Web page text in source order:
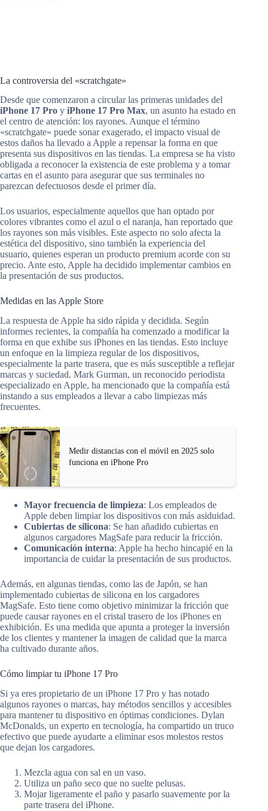
La controversia del «scratchgate»
Desde que comenzaron a circular las primeras unidades del
iPhone 17 Pro y iPhone 17 Pro Max, un asunto ha estado en
el centro de atención: los rayones. Aunque el término
«scratchgate» puede sonar exagerado, el impacto visual de
estos daños ha llevado a Apple a repensar la forma en que
presenta sus dispositivos en las tiendas. La empresa se ha visto
obligada a reconocer la existencia de este problema y a tomar
cartas en el asunto para asegurar que sus terminales no
parezcan defectuosos desde el primer día.
Los usuarios, especialmente aquellos que han optado por
colores vibrantes como el azul o el naranja, han reportado que
los rayones son más visibles. Este aspecto no solo afecta la
estética del dispositivo, sino también la experiencia del
usuario, quienes esperan un producto premium acorde con su
precio. Ante esto, Apple ha decidido implementar cambios en
la presentación de sus productos.
Medidas en las Apple Store
La respuesta de Apple ha sido rápida y decidida. Según
informes recientes, la compañía ha comenzado a modificar la
forma en que exhibe sus iPhones en las tiendas. Esto incluye
un enfoque en la limpieza regular de los dispositivos,
especialmente la parte trasera, que es más susceptible a reflejar
marcas y suciedad. Mark Gurman, un reconocido periodista
especializado en Apple, ha mencionado que la compañía está
instando a sus empleados a llevar a cabo limpiezas más
frecuentes.
Medir distancias con el móvil en 2025 solo
funciona en iPhone Pro
Mayor frecuencia de limpieza: Los empleados de
Apple deben limpiar los dispositivos con más asiduidad.
Cubiertas de silicona: Se han añadido cubiertas en
algunos cargadores MagSafe para reducir la fricción.
Comunicación interna: Apple ha hecho hincapié en la
importancia de cuidar la presentación de sus productos.
Además, en algunas tiendas, como las de Japón, se han
implementado cubiertas de silicona en los cargadores
MagSafe. Esto tiene como objetivo minimizar la fricción que
puede causar rayones en el cristal trasero de los iPhones en
exhibición. Es una medida que apunta a proteger la inversión
de los clientes y mantener la imagen de calidad que la marca
ha cultivado durante años.
Cómo limpiar tu iPhone 17 Pro
Si ya eres propietario de un iPhone 17 Pro y has notado
algunos rayones o marcas, hay métodos sencillos y accesibles
para mantener tu dispositivo en óptimas condiciones. Dylan
McDonalds, un experto en tecnología, ha compartido un truco
efectivo que puede ayudarte a eliminar esos molestos restos
que dejan los cargadores.
Mezcla agua con sal en un vaso.
Utiliza un paño seco que no suelte pelusas.
Mojar ligeramente el paño y pasarlo suavemente por la
parte trasera del iPhone.